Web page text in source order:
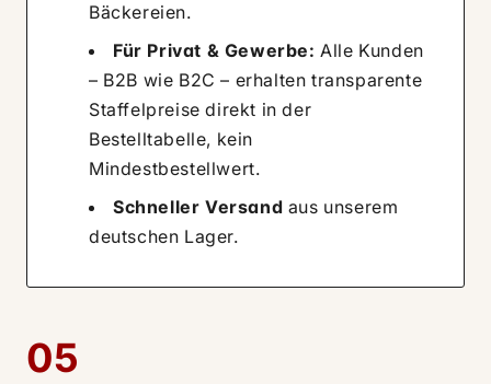
Bäckereien.
Für Privat & Gewerbe: Alle Kunden
– B2B wie B2C – erhalten transparente
Staffelpreise direkt in der
Bestelltabelle, kein
Mindestbestellwert.
Schneller Versand aus unserem
deutschen Lager.
05